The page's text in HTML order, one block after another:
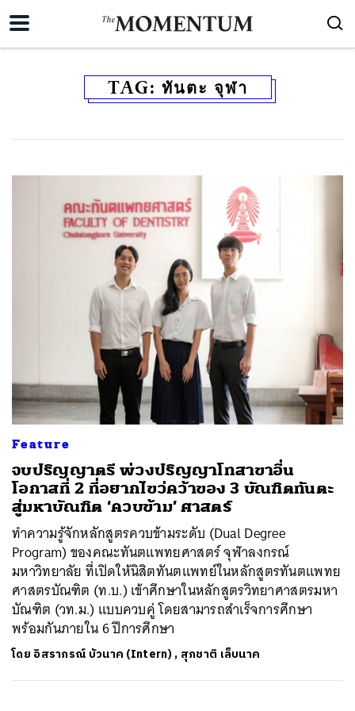
TAG: ทันตะ จุฬา
Feature
จบปริญญาตรี พ่วงปริญญาโทสาขาอื่น
โอกาสที่ 2 ที่อยากไขว่คว้าของ 3 บัณฑิตทันตะ
สู่มหาบัณฑิต ‘ควบข้าม’ ศาสตร์
ทำความรู้จักหลักสูตรควบข้ามระดับ (Dual Degree
Program) ของคณะทันตแพทยศาสตร์ จุฬาลงกรณ์
มหาวิทยาลัย ที่เปิดให้นิสิตทันตแพทย์ในหลักสูตรทันตแพทย
ศาสตรบัณฑิต (ท.บ.) เข้าศึกษาในหลักสูตรวิทยาศาสตรมหา
บัณฑิต (วท.ม.) แบบควบคู่ โดยสามารถสำเร็จการศึกษา
พร้อมกันภายใน 6 ปีการศึกษา
โดย อิสราภรณ์ บัวนาค (Intern), สุภชาติ เล็บนาค